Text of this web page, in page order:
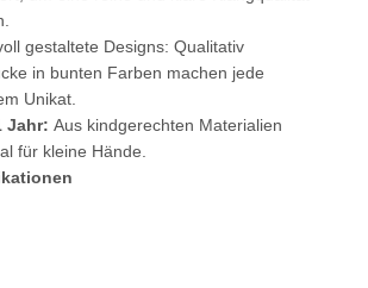
gestaltete Designs: Qualitativ
in bunten Farben machen jede
Unikat.
Jahr: Aus kindgerechten Materialien
für kleine Hände.